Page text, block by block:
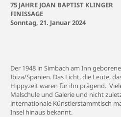
75 JAHRE JOAN BAPTIST KLINGER
FINISSAGE
Sonntag, 21. Januar 2024
Der 1948 in Simbach am Inn
Ibiza/Spanien. Das Licht, die Leute,
Hippyzeit waren für ihn prägend.
Malschule und Galerie und nicht
internationale Künstlerstammtisch
Insel hinaus bekannt.